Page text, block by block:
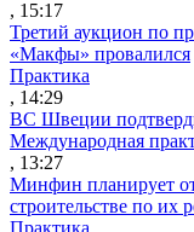
, 15:17
Третий аукцион по
«Макфы» провалился
Практика
, 14:29
ВС Швеции
Международная
, 13:27
Минфин планирует
строительстве по их
Практика